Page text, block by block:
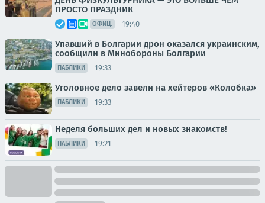
ПРОСТО ПРАЗДНИК
ОФИЦ. 19:40
Упавший в Болгарии дрон оказался украинским,
сообщили в Минобороны Болгарии
ПАБЛИКИ 19:33
Уголовное дело завели на хейтеров «Колобка»
ПАБЛИКИ 19:33
Неделя больших дел и новых знакомств!
ПАБЛИКИ 19:21